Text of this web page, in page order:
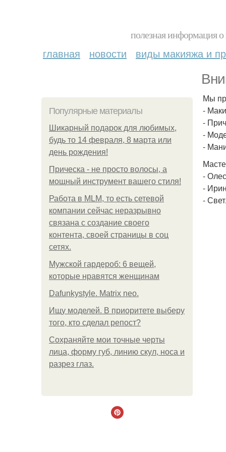
полезная информация
главная новости виды макияжа и
Популярные материалы
Шикарный подарок для любимых,
будь то 14 февраля, 8 марта или
день рождения!
Прическа - не просто волосы, а
мощный инструмент вашего стиля!
Работа в MLM, то есть сетевой
компании сейчас неразрывно
связана с создание своего
контента, своей страницы в соц
сетях.
Мужской гардероб: 6 вещей,
которые нравятся женщинам
Dafunkystyle. Matrix neo.
Ищу моделей. В приоритете выберу
того, кто сделал репост?
Сохраняйте мои точные черты
лица, форму губ, линию скул, носа и
разрез глаз.
Мы
-
-
-
-
-
-
-